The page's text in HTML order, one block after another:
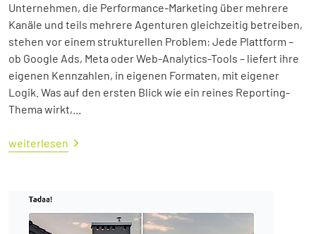
Unternehmen, die Performance-Marketing über mehrere
Kanäle und teils mehrere Agenturen gleichzeitig betreiben,
stehen vor einem strukturellen Problem: Jede Plattform –
ob Google Ads, Meta oder Web-Analytics-Tools – liefert ihre
eigenen Kennzahlen, in eigenen Formaten, mit eigener
Logik. Was auf den ersten Blick wie ein reines Reporting-
Thema wirkt,...
weiterlesen